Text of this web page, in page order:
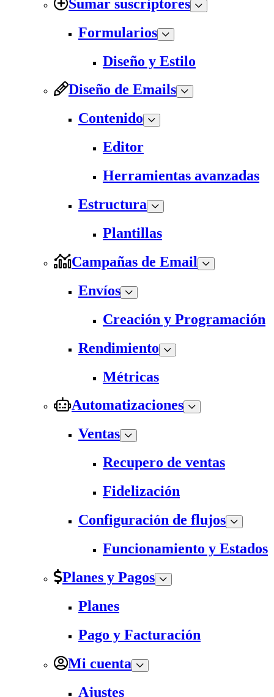
Sumar suscriptores
Formularios
Diseño y Estilo
Diseño de Emails
Contenido
Editor
Herramientas avanzadas
Estructura
Plantillas
Campañas de Email
Envíos
Creación y Programación
Rendimiento
Métricas
Automatizaciones
Ventas
Recupero de ventas
Fidelización
Configuración de flujos
Funcionamiento y Estados
Planes y Pagos
Planes
Pago y Facturación
Mi cuenta
Ajustes